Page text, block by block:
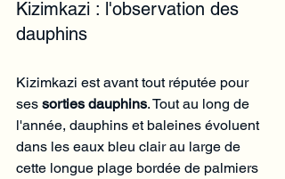
Kizimkazi : l'observation des
dauphins
Kizimkazi est avant tout réputée pour
ses sorties dauphins. Tout au long de
l'année, dauphins et baleines évoluent
dans les eaux bleu clair au large de
cette longue plage bordée de palmiers